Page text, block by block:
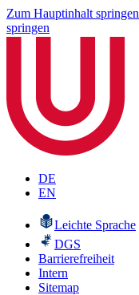
Zum Hauptinhalt springen
springen
DE
EN
Leichte Sprache
DGS
Barrierefreiheit
Intern
Sitemap